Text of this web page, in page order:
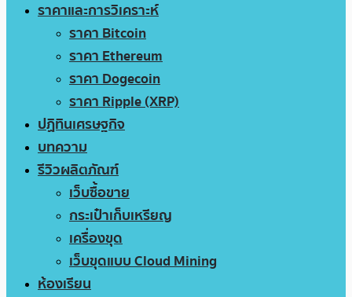
ราคาและการวิเคราะห์
ราคา Bitcoin
ราคา Ethereum
ราคา Dogecoin
ราคา Ripple (XRP)
ปฏิทินเศรษฐกิจ
บทความ
รีวิวผลิตภัณฑ์
เว็บซื้อขาย
กระเป๋าเก็บเหรียญ
เครื่องขุด
เว็บขุดแบบ Cloud Mining
ห้องเรียน